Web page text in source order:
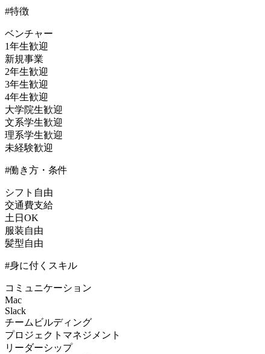
#特徴
ベンチャー
1年生歓迎
新規事業
2年生歓迎
3年生歓迎
4年生歓迎
大学院生歓迎
文系学生歓迎
理系学生歓迎
未経験歓迎
#働き方・条件
シフト自由
交通費支給
土日OK
服装自由
髪型自由
#身に付くスキル
コミュニケーション
Mac
Slack
チームビルディング
プロジェクトマネジメント
リーダーシップ